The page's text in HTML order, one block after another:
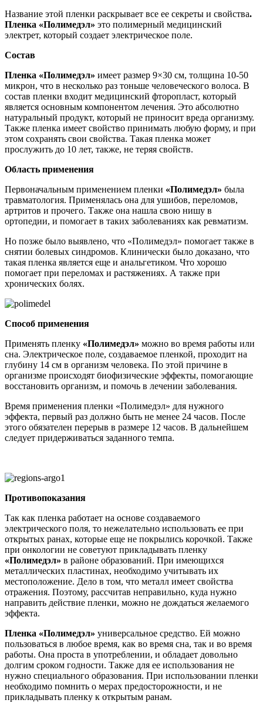
Название этой пленки раскрывает все ее секреты и свойства.
Пленка «Полимедэл» это полимерный медицинский
электрет, который создает электрическое поле.
Состав
Пленка «Полимедэл» имеет размер 9×30 см, толщина 10-50
микрон, что в несколько раз тоньше человеческого волоса. В
состав пленки входит медицинский фторопласт, который
является основным компонентом лечения. Это абсолютно
натуральный продукт, который не приносит вреда организму.
Также пленка имеет свойство принимать любую форму, и при
этом сохранять свои свойства. Такая пленка может
прослужить до 10 лет, также, не теряя свойств.
Область применения
Первоначальным применением пленки «Полимедэл» была
травматология. Применялась она для ушибов, переломов,
артритов и прочего. Также она нашла свою нишу в
ортопедии, и помогает в таких заболеваниях как ревматизм.
Но позже было выявлено, что «Полимедэл» помогает также в
снятии болевых синдромов. Клинически было доказано, что
такая пленка является еще и анальгетиком. Что хорошо
помогает при переломах и растяжениях. А также при
хронических болях.
Способ применения
Применять пленку «Полимедэл» можно во время работы или
сна. Электрическое поле, создаваемое пленкой, проходит на
глубину 14 см в организм человека. По этой причине в
организме происходят биофизические эффекты, помогающие
восстановить организм, и помочь в лечении заболевания.
Время применения пленки «Полимедэл» для нужного
эффекта, первый раз должно быть не менее 24 часов. После
этого обязателен перерыв в размере 12 часов. В дальнейшем
следует придерживаться заданного темпа.
Противопоказания
Так как пленка работает на основе создаваемого
электрического поля, то нежелательно использовать ее при
открытых ранах, которые еще не покрылись корочкой. Также
при онкологии не советуют прикладывать пленку
«Полимедэл» в районе образований. При имеющихся
металлических пластинах, необходимо учитывать их
местоположение. Дело в том, что металл имеет свойства
отражения. Поэтому, рассчитав неправильно, куда нужно
направить действие пленки, можно не дождаться желаемого
эффекта.
Пленка «Полимедэл» универсальное средство. Ей можно
пользоваться в любое время, как во время сна, так и во время
работы. Она проста в употреблении, и обладает довольно
долгим сроком годности. Также для ее использования не
нужно специального образования. При использовании пленки
необходимо помнить о мерах предосторожности, и не
прикладывать пленку к открытым ранам.